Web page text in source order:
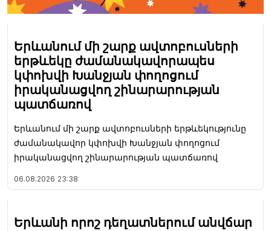
Երևանում մի շարք ավտոբուսների
երթևեկը ժամանակավորապես
կփոխվի Խանջյան փողոցում
իրականացվող շինարարության
պատճառով
Երևանում մի շարք ավտոբուսների երթևեկությունը
ժամանակավոր կփոխվի Խանջյան փողոցում
իրականացվող շինարարության պատճառով
06.08.2026 23:38
Երևանի որոշ դեղատներում անվճար